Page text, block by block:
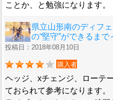
ことか、と勉強になります。
県立山形南のディフ
の“堅守”ができるまで
投稿日：2018年08月10日
購入者
ヘッジ、xチェンジ、ローテ
ておられて参考になります。